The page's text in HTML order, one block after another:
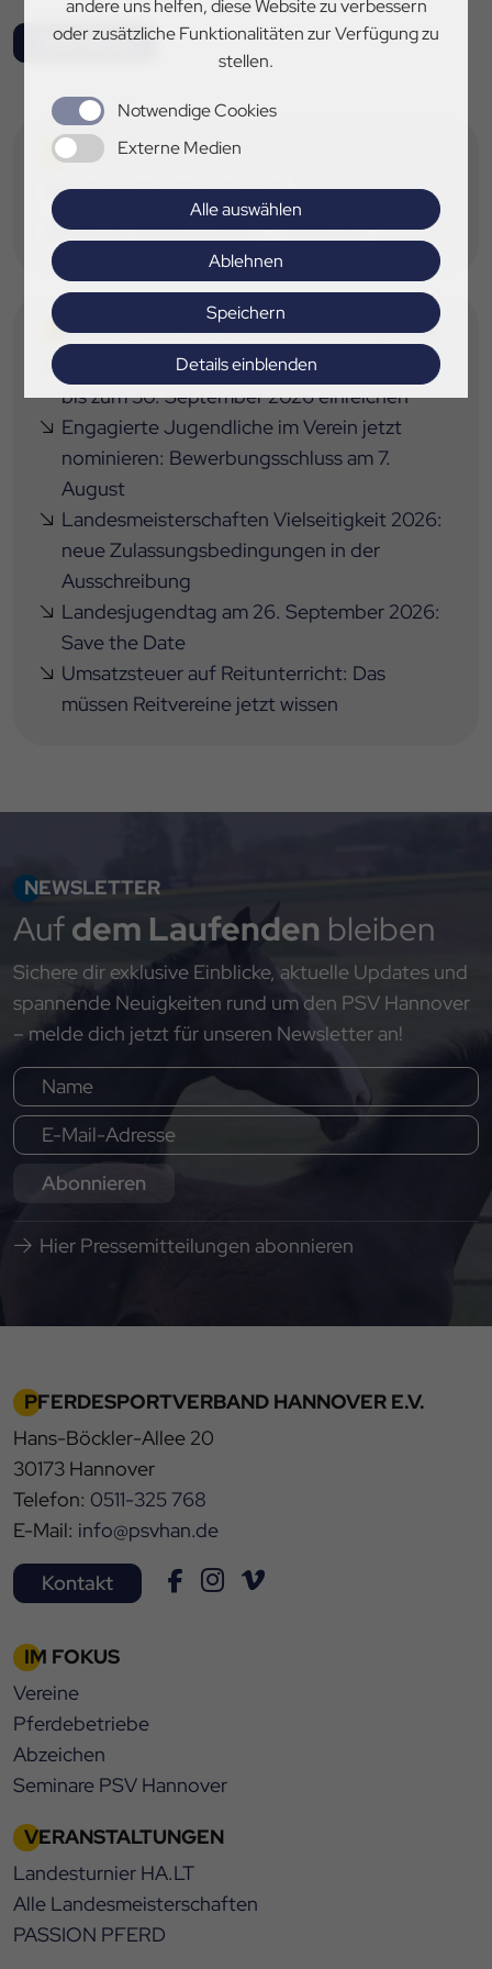
andere uns helfen, diese Website zu verbessern
oder zusätzliche Funktionalitäten zur Verfügung zu
stellen.
Notwendige Cookies
Externe Medien
Alle auswählen
Ablehnen
Speichern
Details einblenden
Impressum| Datenschutz
Alle News
TAGS
Bundesnachwuchsvierkampf
Deutsche Meisterschaften
Vierkampf
DAS KÖNNTE SIE AUCH INTERESSIEREN
Wettbewerb für Vereinsjugenden: Projekte
bis zum 30. September 2026 einreichen
Engagierte Jugendliche im Verein jetzt
nominieren: Bewerbungsschluss am 7.
August
Landesmeisterschaften Vielseitigkeit 2026:
neue Zulassungsbedingungen in der
Ausschreibung
Landesjugendtag am 26. September 2026:
Save the Date
Umsatzsteuer auf Reitunterricht: Das
müssen Reitvereine jetzt wissen
NEWSLETTER
Aufdem Laufenden bleiben
Sichere dir exklusive Einblicke, aktuelle Updates und
spannende Neuigkeiten rund um den PSV Hannover
– melde dich jetzt für unseren Newsletter an!
Abonnieren
Hier Pressemitteilungen abonnieren
PFERDESPORTVERBAND HANNOVER E.V.
Hans-Böckler-Allee 20
30173 Hannover
Telefon: 0511-325 768
E-Mail: info@psvhan.de
Kontakt
IM FOKUS
Vereine
Pferdebetriebe
Abzeichen
Seminare PSV Hannover
VERANSTALTUNGEN
Landesturnier HA.LT
Alle Landesmeisterschaften
PASSION PFERD